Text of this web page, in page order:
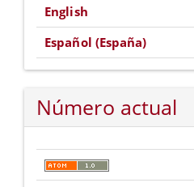
English
Español (España)
Número actual